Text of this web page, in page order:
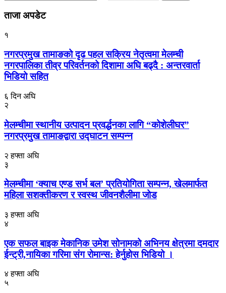
ताजा अपडेट
१
नगरप्रमुख तामाङको दृढ पहल सक्रिय नेतृत्वमा मेलम्ची
नगरपालिका तीव्र परिवर्तनको दिशामा अघि बढ्दै : अन्तरवार्ता
भिडियो सहित
६ दिन अघि
२
मेलम्चीमा स्थानीय उत्पादन प्रवर्द्धनका लागि “कोशेलीघर”
नगरप्रमुख तामाङद्वारा उद्घाटन सम्पन्न
२ हफ्ता अघि
३
मेलम्चीमा ‘क्याच एण्ड सर्भ बल’ प्रतियोगिता सम्पन्न, खेलमार्फत
महिला सशक्तीकरण र स्वस्थ जीवनशैलीमा जोड
३ हफ्ता अघि
४
एक सफल बाइक मेकानिक उमेश सोनामको अभिनय क्षेत्रमा दमदार
ईन्ट्री,नायिका गरिमा संग रोमान्स: हेर्नुहोस भिडियो ।
४ हफ्ता अघि
५